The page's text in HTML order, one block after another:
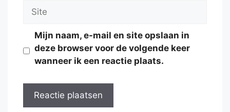
Site
Mijn naam, e-mail en site opslaan in
deze browser voor de volgende keer
wanneer ik een reactie plaats.